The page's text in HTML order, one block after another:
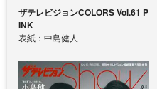
ザテレビジョンCOLORS Vol.61 P
INK
表紙：中島健人